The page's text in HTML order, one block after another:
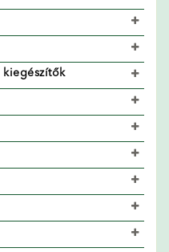
kiegészítők